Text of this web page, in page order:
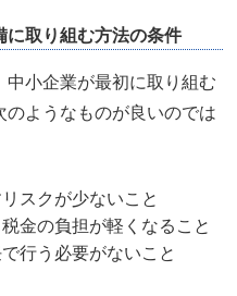
に取り組む方法の条件
中小企業が最初に取り組む
ようなものが良いのでは
スクが少ないこと
金の負担が軽くなること
行う必要がないこと